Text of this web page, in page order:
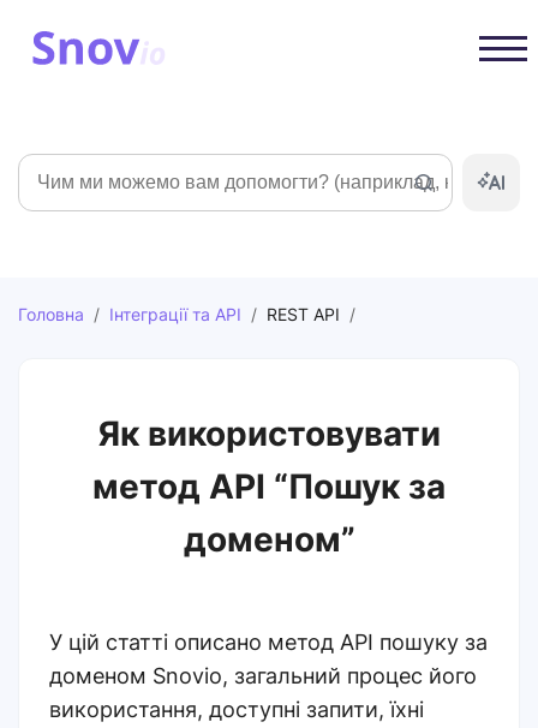
Пошук
Головна / Інтеграції та API / REST API /
Як використовувати
метод API “Пошук за
доменом”
У цій статті описано метод API пошуку за
доменом Snovio, загальний процес його
використання, доступні запити, їхні